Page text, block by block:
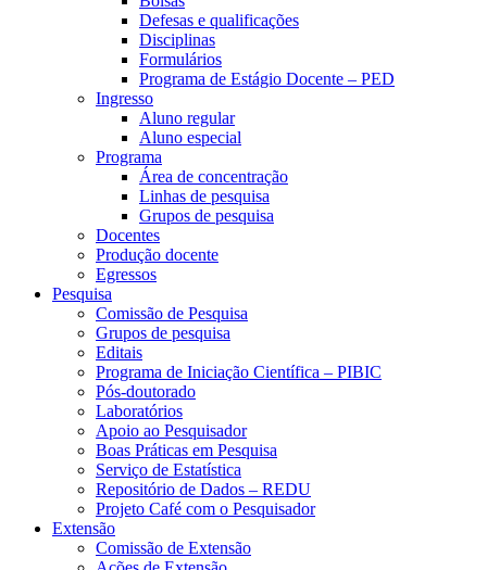
Defesas e qualificações
Disciplinas
Formulários
Programa de Estágio Docente – PED
Ingresso
Aluno regular
Aluno especial
Programa
Área de concentração
Linhas de pesquisa
Grupos de pesquisa
Docentes
Produção docente
Egressos
Pesquisa
Comissão de Pesquisa
Grupos de pesquisa
Editais
Programa de Iniciação Científica – PIBIC
Pós-doutorado
Laboratórios
Apoio ao Pesquisador
Boas Práticas em Pesquisa
Serviço de Estatística
Repositório de Dados – REDU
Projeto Café com o Pesquisador
Extensão
Comissão de Extensão